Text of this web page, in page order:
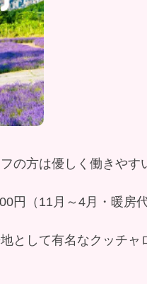
の方は優しく働きやす
円（11月～4月・暖房
として有名なクッチャ